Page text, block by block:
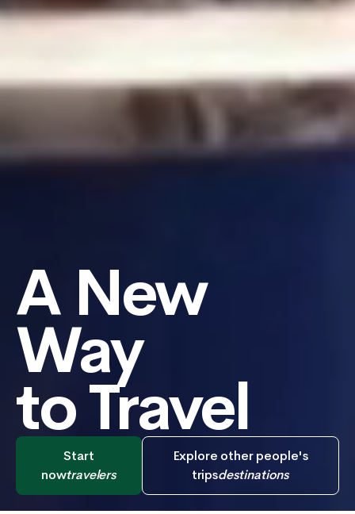
A New
Way
to Travel
Start
nowtravelers
Explore other people's
tripsdestinations